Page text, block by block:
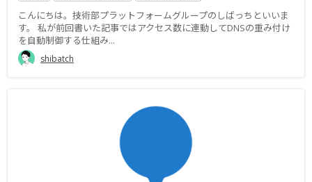
こんにちは。技術部プラットフォームグループのしばっちといいま
す。 私が前回書いた記事ではアクセス数に連動してDNSの重み付け
を自動制御する仕組み...
shibatch